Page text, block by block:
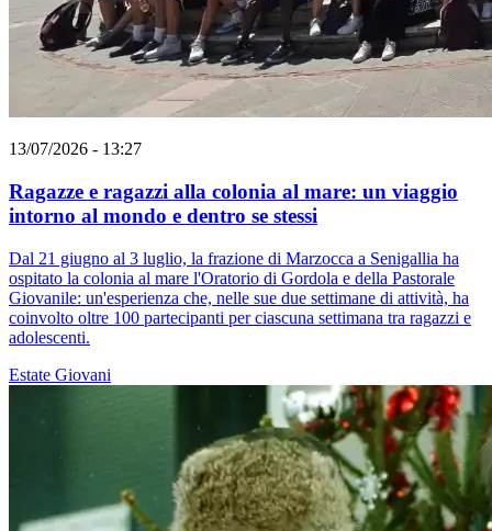
13/07/2026 - 13:27
Ragazze e ragazzi alla colonia al mare: un viaggio
intorno al mondo e dentro se stessi
Dal 21 giugno al 3 luglio, la frazione di Marzocca a Senigallia ha
ospitato la colonia al mare l'Oratorio di Gordola e della Pastorale
Giovanile: un'esperienza che, nelle sue due settimane di attività, ha
coinvolto oltre 100 partecipanti per ciascuna settimana tra ragazzi e
adolescenti.
Estate Giovani